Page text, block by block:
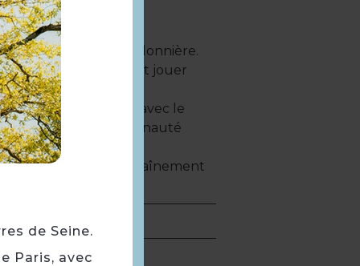
le quartier de la Bidonnière.
la ville de Poissy fait jouer
m² et une maison
en novembre 2016, avec le
et de la communauté
futur centre d’entraînement
de Seine.
Paris, avec